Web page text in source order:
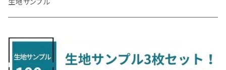
H27/1～R5/6 30系
H24/4～29/10 20系
ヴィッツ
R3/11～ 20系
H26/10～
ＲＸ
R2/6~R8/6 15系(e-POWER)
H11/6～H16/10 Y34
サクラ
H23/5～ LA100系
ソルテラ
H24/11～R1/8 GJ系
キャロル
R1/7～ LA650/660
H28/11～ M900系
ハイゼット・キャディー
H13/9～ DA系
クロスビー(XBEE)
H24/10～R2/12 GF系
アウトランダーＰＨＥＶ
H24/11～R2/3 JG1・JG2
N-ONE e:
H16/4～28/1 １T系 トゥラン
R2/7～ A1D系
ティグアン
H27/6～R1/8
ＣＬＳクラス
ラグマットミニ（S）
生地サンプル